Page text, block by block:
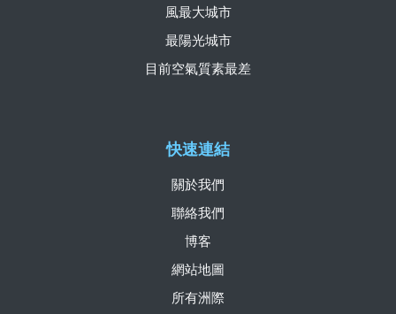
快速連結
關於我們
聯絡我們
博客
網站地圖
所有洲際
風最大城市
最陽光城市
目前空氣質素最差